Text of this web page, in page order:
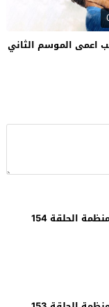
الموسم الثاني
الحلقة 154